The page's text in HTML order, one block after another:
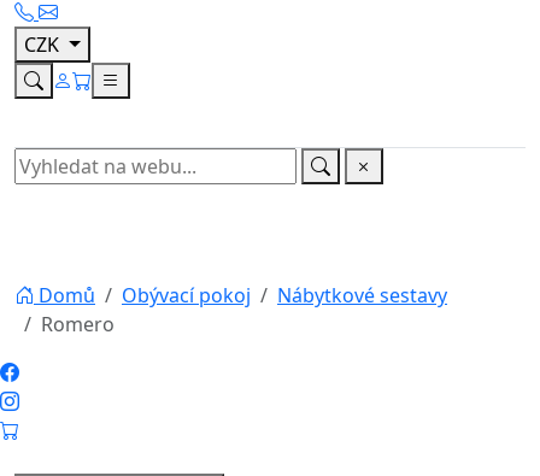
Rozměry
Výrobce